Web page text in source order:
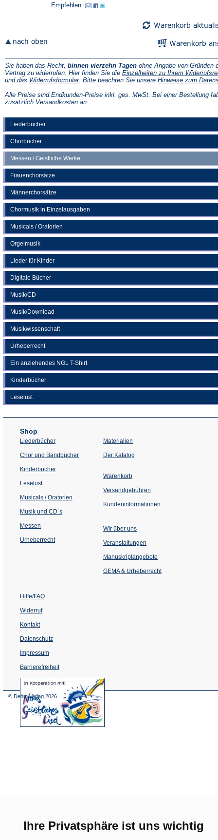
Ihre Privatsphäre ist uns wichtig
Liederbücher
Chorbücher
Messen / Geistliche Werke
Frauenchorsätze
Männerchorsätze
Chormusik in Einzelausgaben
Musicals / Oratorien
Orgelmusik
Lieder für Kinder
Digitale Bücher
Musik/CD
Musik/Download
Musikwissenschaft
Urheberrecht
Ein anziehendes NGL T-Shirt
Kinderbücher
Leselust
Empfehlen:
Sie haben das Recht, binnen vierzehn Tagen ohne Angabe von Gründen
Vertrag zu widerrufen. Hier finden Sie die Einzelheiten zu Ihrem
und das Widerrufsformular(Öffnet
einem
neuen
. Bitte beachten Sie unsere Hinweise zum
Alle Preise sind Endkunden-Preise inkl. ges. MwSt. Bei einer Bestellung
zusätzlich Versandkosten(Öffnet
an.
Shop
Liederbücher
Chor und Bandbücher
Kinderbücher
Leselust
Musicals / Oratorien
Musik und CD´s
Messen
Urheberrecht
Materialien
Der Katalog
Warenkorb
Versandgebühren
Kundeninformationen
Wir über uns
Veranstaltungen
einem
Tab)
Manuskriptangebote
GEMA & Urheberrecht
Hilfe/FAQ
Widerruf
Kontakt
Datenschutz
Impressum
Barrierefreiheit
(Öffnet
in
© Dehm Verlag 2026